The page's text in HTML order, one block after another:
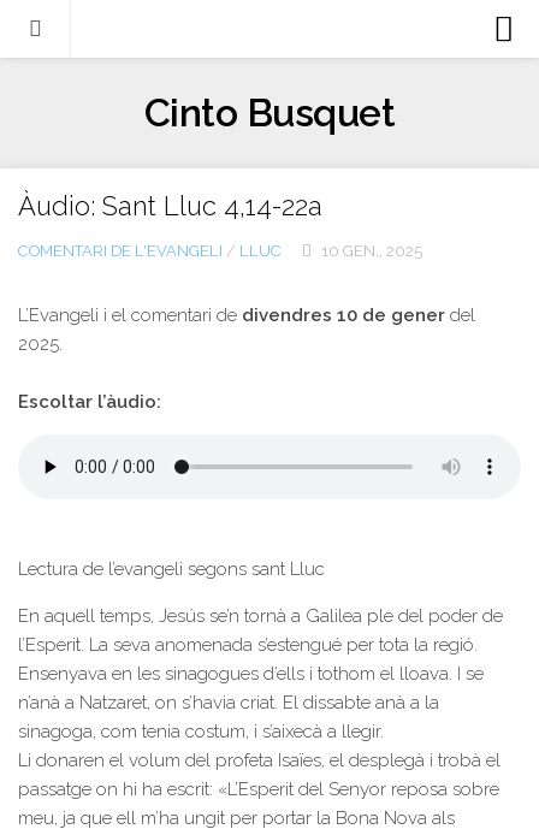
Llibres
Escrits-articles
Notícies
Italiano
English
Cinto Busquet
Àudio: Sant Lluc 4,14-22a
COMENTARI DE L'EVANGELI / LLUC 10 GEN., 2025
L’Evangeli i el comentari de divendres 10 de gener del
2025.
Escoltar l’àudio:
Lectura de l’evangeli segons sant Lluc
En aquell temps, Jesús se’n tornà a Galilea ple del poder de
l’Esperit. La seva anomenada s’estengué per tota la regió.
Ensenyava en les sinagogues d’ells i tothom el lloava. I se
n’anà a Natzaret, on s’havia criat. El dissabte anà a la
sinagoga, com tenia costum, i s’aixecà a llegir.
Li donaren el volum del profeta Isaïes, el desplegà i trobà el
passatge on hi ha escrit: «L’Esperit del Senyor reposa sobre
meu, ja que ell m’ha ungit per portar la Bona Nova als